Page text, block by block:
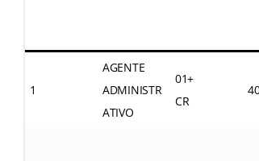
1
AGENTE
ADMINISTR
ATIVO
01+
CR